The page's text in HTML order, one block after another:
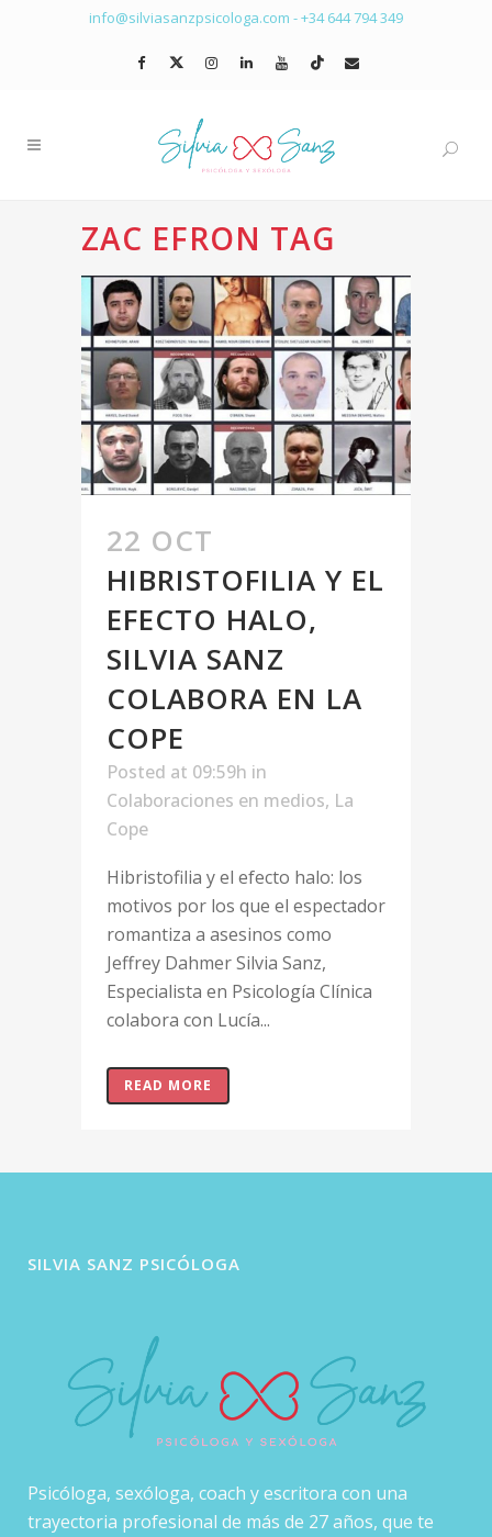
info@silviasanzpsicologa.com -+34 644 794 349
ZAC EFRON TAG
22 OCT
HIBRISTOFILIA Y EL
EFECTO HALO,
SILVIA SANZ
COLABORA EN LA
COPE
Posted at 09:59h in
Colaboraciones en medios, La
Cope
Hibristofilia y el efecto halo: los
motivos por los que el espectador
romantiza a asesinos como
Jeffrey Dahmer Silvia Sanz,
Especialista en Psicología Clínica
colabora con Lucía...
READ MORE
SILVIA SANZ PSICÓLOGA
Psicóloga, sexóloga, coach y escritora con una
trayectoria profesional de más de 27 años, que te